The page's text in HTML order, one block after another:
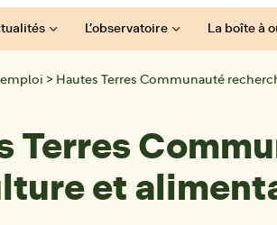
L’observatoire La boîte à
> Hautes Terres Communauté
Terres
et